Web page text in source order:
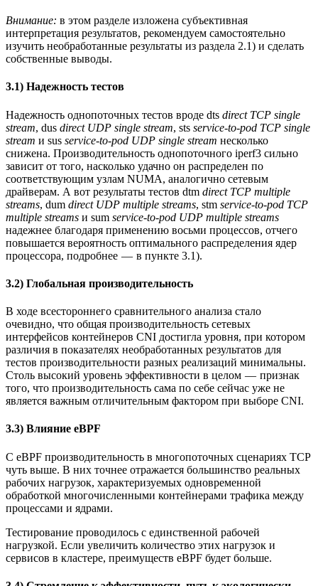
Внимание: в этом разделе изложена субъективная
интерпретация результатов, рекомендуем самостоятельно
изучить необработанные результаты из раздела 2.1) и сделать
собственные выводы.
3.1) Надежность тестов
Надежность однопоточных тестов вроде dts direct TCP single
stream, dus direct UDP single stream, sts service-to-pod TCP single
stream и sus service-to-pod UDP single stream несколько
снижена. Производительность однопоточного iperf3 сильно
зависит от того, насколько удачно он распределен по
соответствующим узлам NUMA, аналогично сетевым
драйверам. А вот результаты тестов dtm direct TCP multiple
streams, dum direct UDP multiple streams, stm service-to-pod TCP
multiple streams и sum service-to-pod UDP multiple streams
надежнее благодаря применению восьми процессов, отчего
повышается вероятность оптимального распределения ядер
процессора, подробнее — в пункте 3.1).
3.2) Глобальная производительность
В ходе всестороннего сравнительного анализа стало
очевидно, что общая производительность сетевых
интерфейсов контейнеров CNI достигла уровня, при котором
различия в показателях необработанных результатов для
тестов производительности разных реализаций минимальны.
Столь высокий уровень эффективности в целом — признак
того, что производительность сама по себе сейчас уже не
является важным отличительным фактором при выборе CNI.
3.3) Влияние eBPF
С eBPF производительность в многопоточных сценариях TCP
чуть выше. В них точнее отражается большинство реальных
рабочих нагрузок, характеризуемых одновременной
обработкой многочисленными контейнерами трафика между
процессами и ядрами.
Тестирование проводилось с единственной рабочей
нагрузкой. Если увеличить количество этих нагрузок и
сервисов в кластере, преимуществ eBPF будет больше.